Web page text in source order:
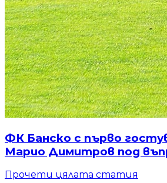
ФК Банско с първо
Марио Димитров под
Прочети цялата статия